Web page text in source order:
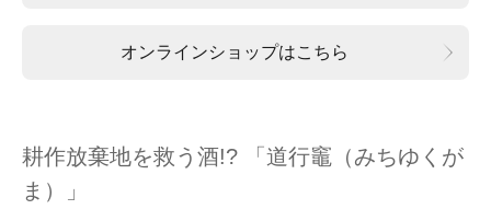
オンラインショップはこちら
耕作放棄地を救う酒!? 「道行竈（みちゆくが
ま）」